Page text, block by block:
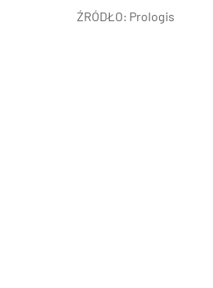
Poznaj nas –
ŹRÓDŁO: Prologis